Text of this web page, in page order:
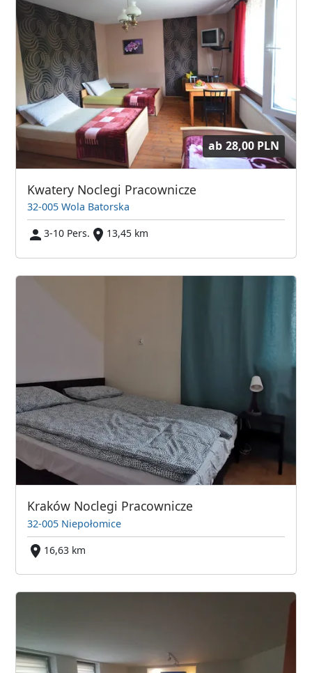
ab 28,00 PLN
Kwatery Noclegi Pracownicze
32-005 Wola Batorska
3-10 Pers.
13,45 km
Kraków Noclegi Pracownicze
32-005 Niepołomice
16,63 km